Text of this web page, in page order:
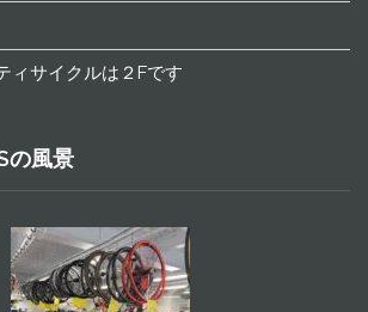
ィサイクルは２Fです
の風景